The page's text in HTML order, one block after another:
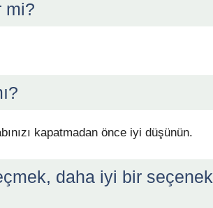
mi?
kapatmadan önce iyi düşünün.
daha iyi bir seçenek